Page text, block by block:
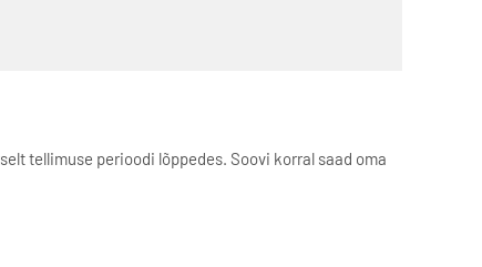
tellimuse perioodi lõppedes. Soovi korral saad oma